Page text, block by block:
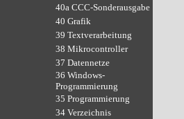
40a CCC-Sonderausgabe
40 Grafik
39 Textverarbeitung
38 Mikrocontroller
37 Datennetze
36 Windows-
Programmierung
35 Programmierung
34 Verzeichnis